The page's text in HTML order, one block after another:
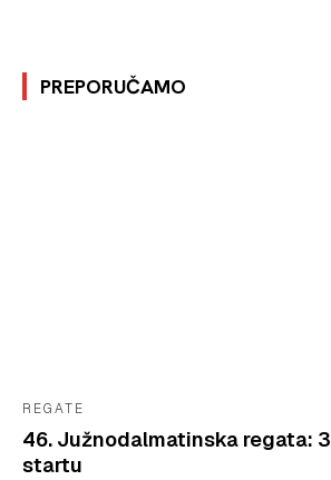
PREPORUČAMO
REGATE
46. Južnodalmatinska regata:
startu